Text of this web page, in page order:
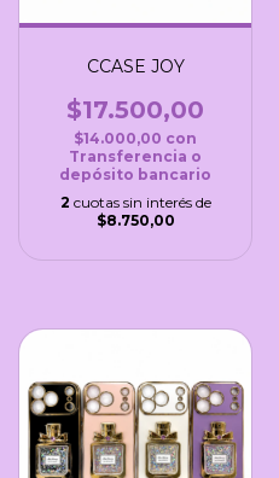
CCASE JOY
$17.500,00
$14.000,00 con
Transferencia o
depósito bancario
2 cuotas sin interés de
$8.750,00